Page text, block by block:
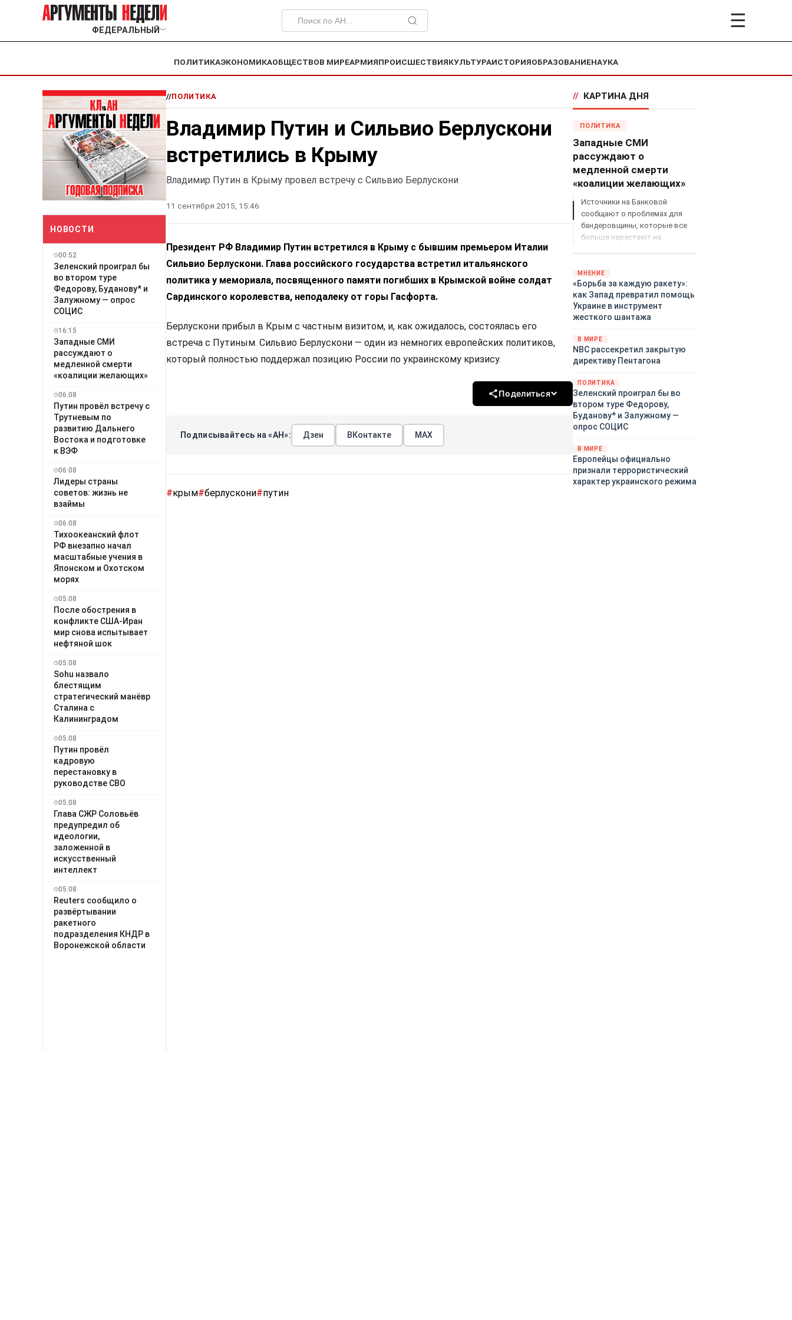
ФЕДЕРАЛЬНЫЙ ﹀ ☰
ПОЛИТИКАЭКОНОМИКАОБЩЕСТВОВ МИРЕАРМИЯПРОИСШЕСТВИЯКУЛЬТУРАИСТОРИЯОБРАЗОВАНИЕНАУКА
НОВОСТИ
00:52
Зеленский проиграл бы
во втором туре
Федорову, Буданову* и
Залужному — опрос
СОЦИС
16:15
Западные СМИ
рассуждают о
медленной смерти
«коалиции желающих»
06.08
Путин провёл встречу с
Трутневым по
развитию Дальнего
Востока и подготовке
к ВЭФ
06.08
Лидеры страны
советов: жизнь не
взаймы
06.08
Тихоокеанский флот
РФ внезапно начал
масштабные учения в
Японском и Охотском
морях
05.08
После обострения в
конфликте США-Иран
мир снова испытывает
нефтяной шок
05.08
Sohu назвало
блестящим
стратегический манёвр
Сталина с
Калининградом
05.08
Путин провёл
кадровую
перестановку в
руководстве СВО
05.08
Глава СЖР Соловьёв
предупредил об
идеологии,
заложенной в
искусственный
интеллект
05.08
Reuters сообщило о
развёртывании
ракетного
подразделения КНДР в
Воронежской области
//ПОЛИТИКА
Владимир Путин и Сильвио Берлускони
встретились в Крыму
Владимир Путин в Крыму провел встречу с Сильвио Берлускони
11 сентября 2015, 15:46
Президент РФ Владимир Путин встретился в Крыму с бывшим премьером Италии
Сильвио Берлускони. Глава российского государства встретил итальянского
политика у мемориала, посвященного памяти погибших в Крымской войне солдат
Сардинского королевства, неподалеку от горы Гасфорта.
Берлускони прибыл в Крым с частным визитом, и, как ожидалось, состоялась его
встреча с Путиным. Сильвио Берлускони — один из немногих европейских политиков,
который полностью поддержал позицию России по украинскому кризису.
Поделиться
Подписывайтесь на «АН»: Дзен ВКонтакте МАХ
#крым#берлускони#путин
// КАРТИНА ДНЯ
ПОЛИТИКА
Западные СМИ
рассуждают о
медленной смерти
«коалиции желающих»
Источники на Банковой
сообщают о проблемах для
бандеровщины, которые все
больше нарастают на
«страны 404» в следующем
году. Однако киевские
временщики не торопятся
заключать мир - ведь есть
поддержка в ЕС.
Британии и Германии, выборы
во Франции могут полностью
изменить геополитический
ландшафт в мире, пока
Зеленский ожидает выборов
в США.
МНЕНИЕ
«Борьба за каждую ракету»:
как Запад превратил помощь
Украине в инструмент
жесткого шантажа
В МИРЕ
NBC рассекретил закрытую
директиву Пентагона
ПОЛИТИКА
Зеленский проиграл бы во
втором туре Федорову,
Буданову* и Залужному —
опрос СОЦИС
В МИРЕ
Европейцы официально
признали террористический
характер украинского режима